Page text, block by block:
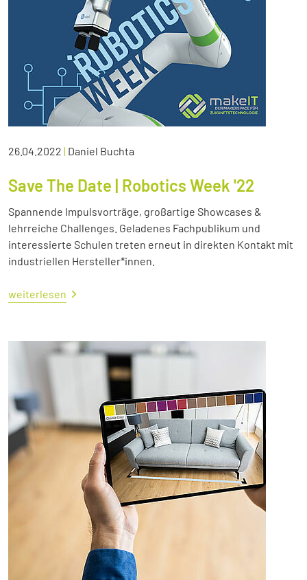
26.04.2022 | Daniel Buchta
Save The Date | Robotics Week '22
Spannende Impulsvorträge, großartige Showcases &
lehrreiche Challenges. Geladenes Fachpublikum und
interessierte Schulen treten erneut in direkten Kontakt mit
industriellen Hersteller*innen.
weiterlesen